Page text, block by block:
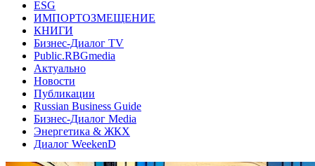
ESG
ИМПОРТОЗМЕЩЕНИЕ
КНИГИ
Бизнес-Диалог TV
Public.RBGmedia
Актуально
Новости
Публикации
Russian Business Guide
Бизнес-Диалог Media
Энергетика & ЖКХ
Диалог WeekenD